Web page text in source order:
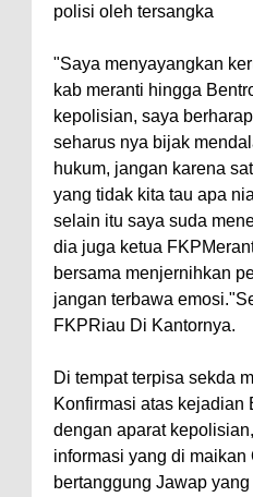
polisi oleh tersangka
"Saya menyayangkan
kab meranti hingga
kepolisian, saya
seharus nya bijak
hukum, jangan karena
yang tidak kita tau apa
selain itu saya suda
dia juga ketua
bersama menjernihkan
jangan terbawa
FKPRiau Di Kantornya.
Di tempat terpisa sekda
Konfirmasi atas kejadian
dengan aparat
informasi yang di maikan
bertanggung Jawap